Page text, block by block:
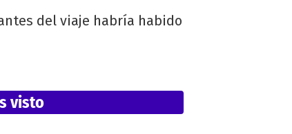
del viaje habría habido
visto